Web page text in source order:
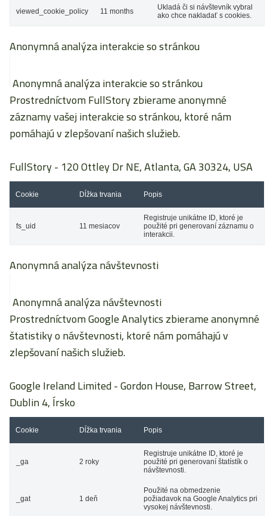
viewed_cookie_policy 11 months
Ukladá či si návštevník vybral
ako chce nakladať s cookies.
Anonymná analýza interakcie so stránkou
Anonymná analýza interakcie so stránkou
Prostredníctvom FullStory zbierame anonymné
záznamy vašej interakcie so stránkou, ktoré nám
pomáhajú v zlepšovaní našich služieb.
FullStory- 120 Ottley Dr NE, Atlanta, GA 30324, USA
Cookie Dĺžka trvania Popis
fs_uid 11 mesiacov
Registruje unikátne ID, ktoré je
použité pri generovaní záznamu o
interakcii.
Anonymná analýza návštevnosti
Anonymná analýza návštevnosti
Prostredníctvom Google Analytics zbierame anonymné
štatistiky o návštevnosti, ktoré nám pomáhajú v
zlepšovaní našich služieb.
Google Ireland Limited- Gordon House, Barrow Street,
Dublin 4, Írsko
Cookie Dĺžka trvania Popis
_ga 2 roky
Registruje unikátne ID, ktoré je
použité pri generovaní štatístík o
návštevnosti.
_gat 1 deň
Použité na obmedzenie
požiadavok na Google Analytics pri
vysokej návštevnosti.